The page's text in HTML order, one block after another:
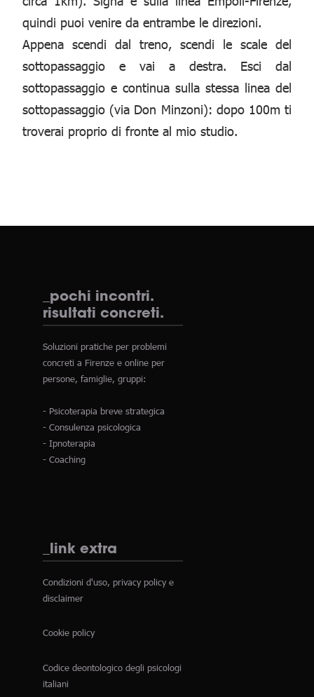
quindi puoi venire da entrambe le direzioni.
Appena scendi dal treno, scendi le scale del
sottopassaggio e vai a destra. Esci dal
sottopassaggio e continua sulla stessa linea del
sottopassaggio (via Don Minzoni): dopo 100m ti
troverai proprio di fronte al mio studio.
_pochi incontri.
risultati concreti.
Soluzioni pratiche per problemi
concreti a Firenze e online per
persone, famiglie, gruppi:
- Psicoterapia breve strategica
- Consulenza psicologica
- Ipnoterapia
- Coaching
_link extra
Condizioni d'uso, privacy policy e
disclaimer
Cookie policy
Codice deontologico degli psicologi
italiani